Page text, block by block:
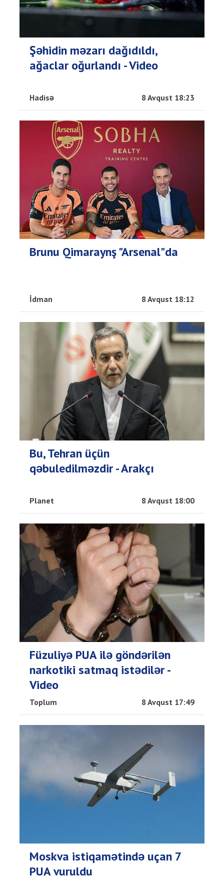
Şəhidin məzarı dağıdıldı,
ağaclar oğurlandı - Video
Hadisə 8 Avqust 18:23
Brunu Qimaraynş "Arsenal"da
İdman 8 Avqust 18:12
Bu, Tehran üçün
qəbuledilməzdir - Arakçı
Planet 8 Avqust 18:00
Füzuliyə PUA ilə göndərilən
narkotiki satmaq istədilər -
Video
Toplum 8 Avqust 17:49
Moskva istiqamətində uçan 7
PUA vuruldu